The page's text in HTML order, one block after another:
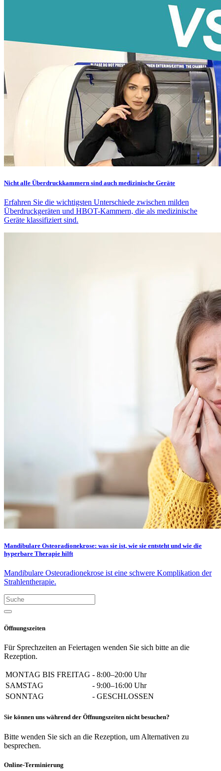
Nicht alle Überdruckkammern sind auch medizinische Geräte
Erfahren Sie die wichtigsten Unterschiede zwischen milden
Überdruckgeräten und HBOT-Kammern, die als medizinische
Geräte klassifiziert sind.
Mandibulare Osteoradionekrose: was sie ist, wie sie entsteht und wie die
hyperbare Therapie hilft
Mandibulare Osteoradionekrose ist eine schwere Komplikation der
Strahlentherapie.
Öffnungszeiten
Für Sprechzeiten an Feiertagen wenden Sie sich bitte an die
Rezeption.
MONTAG BIS FREITAG - 8:00–20:00 Uhr
SAMSTAG
- 9:00–16:00 Uhr
SONNTAG
- GESCHLOSSEN
Sie können uns während der Öffnungszeiten nicht besuchen?
Bitte wenden Sie sich an die Rezeption, um Alternativen zu
besprechen.
Online-Terminierung